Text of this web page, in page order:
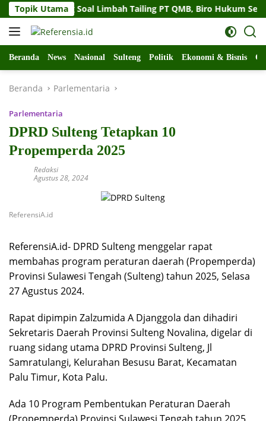
Langsung
ke
konten
Topik Utama
Sulteng Soal Limbah Tailing PT QMB, Biro Hukum Sebut
Beranda News Nasional Sulteng Politik Ekonomi & Bisnis
Beranda Parlementaria
Parlementaria
DPRD Sulteng Tetapkan 10
Propemperda 2025
Redaksi
Agustus 28, 2024
ReferensiA.id
ReferensiA.id- DPRD Sulteng menggelar rapat
membahas program peraturan daerah (Propemperda)
Provinsi Sulawesi Tengah (Sulteng) tahun 2025, Selasa
27 Agustus 2024.
Rapat dipimpin Zalzumida A Djanggola dan dihadiri
Sekretaris Daerah Provinsi Sulteng Novalina, digelar di
ruang sidang utama DPRD Provinsi Sulteng, Jl
Samratulangi, Kelurahan Besusu Barat, Kecamatan
Palu Timur, Kota Palu.
Ada 10 Program Pembentukan Peraturan Daerah